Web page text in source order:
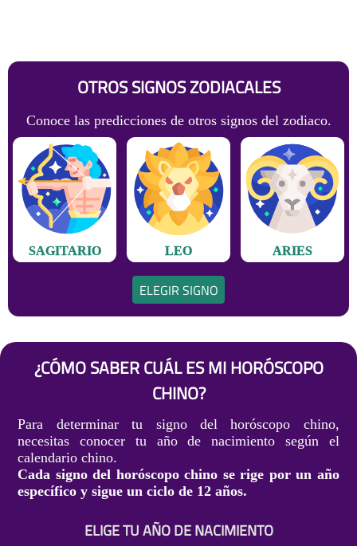
OTROS SIGNOS ZODIACALES
Conoce las predicciones de otros signos del zodiaco.
SAGITARIO LEO ARIES
ELEGIR SIGNO
¿CÓMO SABER CUÁL ES MI HORÓSCOPO
CHINO?
Para determinar tu signo del horóscopo chino,
necesitas conocer tu año de nacimiento según el
calendario chino.
Cada signo del horóscopo chino se rige por un año
específico y sigue un ciclo de 12 años.
ELIGE TU AÑO DE NACIMIENTO